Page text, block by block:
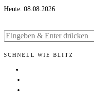
Heute: 08.08.2026
SCHNELL WIE BLITZ